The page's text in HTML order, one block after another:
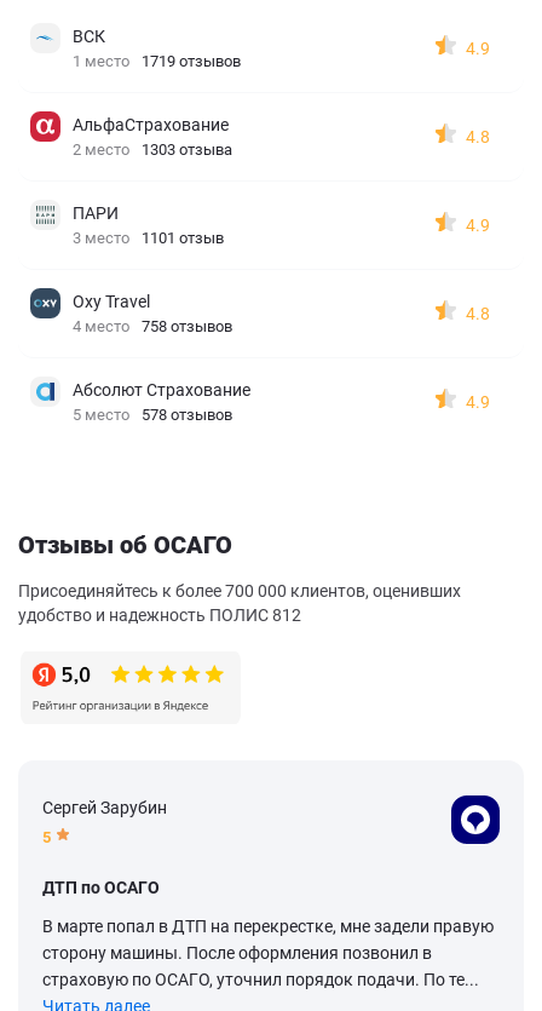
ВСК
1 место 1719 отзывов
4.9
АльфаСтрахование
2 место 1303 отзыва
4.8
ПАРИ
3 место 1101 отзыв
4.9
Oxy Travel
4 место 758 отзывов
4.8
Абсолют Страхование
5 место 578 отзывов
4.9
Отзывы об ОСАГО
Присоединяйтесь к более 700 000 клиентов, оценивших
удобство и надежность ПОЛИС 812
Сергей Зарубин
5
ДТП по ОСАГО
В марте попал в ДТП на перекрестке, мне задели правую
сторону машины. После оформления позвонил в
страховую по ОСАГО, уточнил порядок подачи. По те...
Читать далее